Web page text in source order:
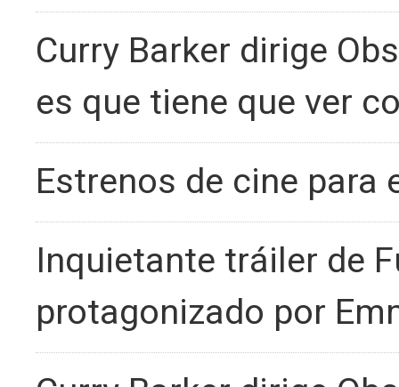
Curry Barker dirige
es que tiene que ver
Estrenos de cine para
Inquietante tráiler de
protagonizado por